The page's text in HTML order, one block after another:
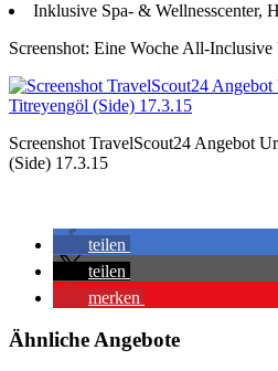
Inklusive Spa- & Wellnesscenter,
Screenshot: Eine Woche All-
Screenshot TravelScout24 Angebot
(Side) 17.3.15
teilen
teilen
merken
Ähnliche Angebote